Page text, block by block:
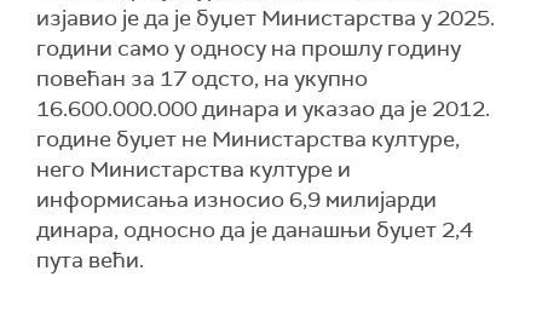
изјавио је да је буџет Министарства у 2025.
години само у односу на прошлу годину
повећан за 17 одсто, на укупно
16.600.000.000 динара и указао да је 2012.
године буџет не Министарства културе,
него Министарства културе и
информисања износио 6,9 милијарди
динара, односно да је данашњи буџет 2,4
пута већи.